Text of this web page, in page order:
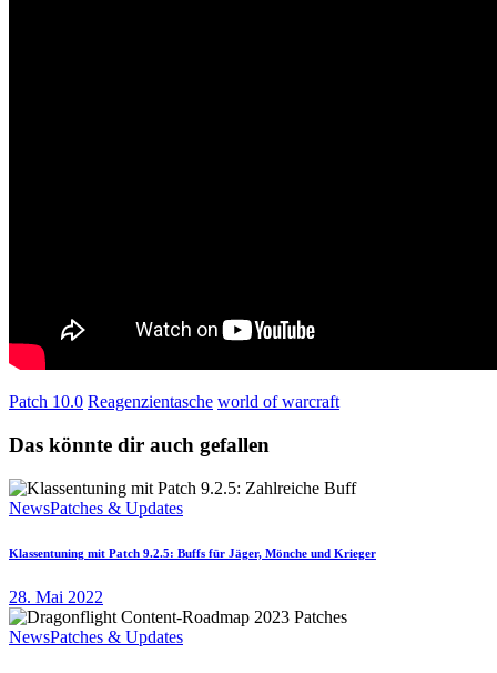
Patch 10.0 Reagenzientasche world of warcraft
Das könnte dir auch gefallen
NewsPatches & Updates
Klassentuning mit Patch 9.2.5: Buffs für Jäger, Mönche und Krieger
28. Mai 2022
NewsPatches & Updates